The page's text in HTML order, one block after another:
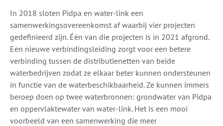
In 2018 sloten Pidpa en water-link een
samenwerkingsovereenkomst af waarbij vier projecten
gedefinieerd zijn. Één van die projecten is in 2021 afgrond.
Een nieuwe verbindingsleiding zorgt voor een betere
verbinding tussen de distributienetten van beide
waterbedrijven zodat ze elkaar beter kunnen ondersteunen
in functie van de waterbeschikbaarheid. Ze kunnen immers
beroep doen op twee waterbronnen: grondwater van Pidpa
en oppervlaktewater van water-link. Het is een mooi
voorbeeld van een samenwerking die meer